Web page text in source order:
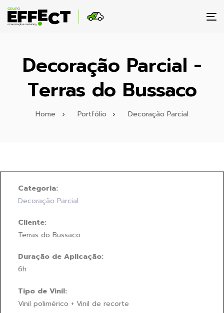
Decoração Parcial -
Terras do Bussaco
Home Portfólio Decoração Parcial
Categoria:
Decoração Parcial
Cliente:
Terras do Bussaco
Duração de Aplicação:
6h
Tipo de Vinil:
Vinil polimérico + Vinil de recorte